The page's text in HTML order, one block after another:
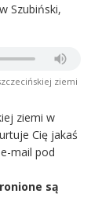
Szubiński,
ziemi
ziemi w
Cię jakaś
mail pod
są